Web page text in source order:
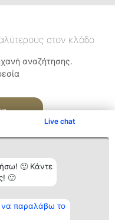
Live chat
🙂 Κάντε
🙂
να παραλάβω το
στον κλάδο
αναζήτησης.
Επικοινωνία
Επικοινωνία